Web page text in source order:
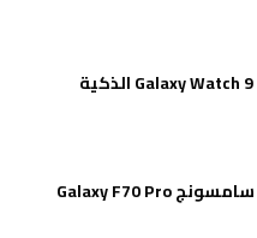
مواصفات هاتف سامسونج Galaxy F70 Pro